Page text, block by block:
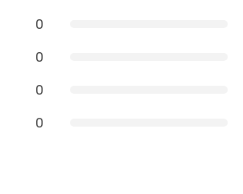
0
0
0
0